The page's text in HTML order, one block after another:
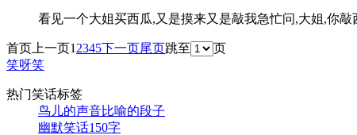
看见一个大姐买西瓜,又是摸来又是敲我急忙问,大姐,你
首页 上一页1 2345下一页尾页跳至
页
笑呀笑
热门笑话标签
鸟儿的声音比喻的段子
幽默笑话150字